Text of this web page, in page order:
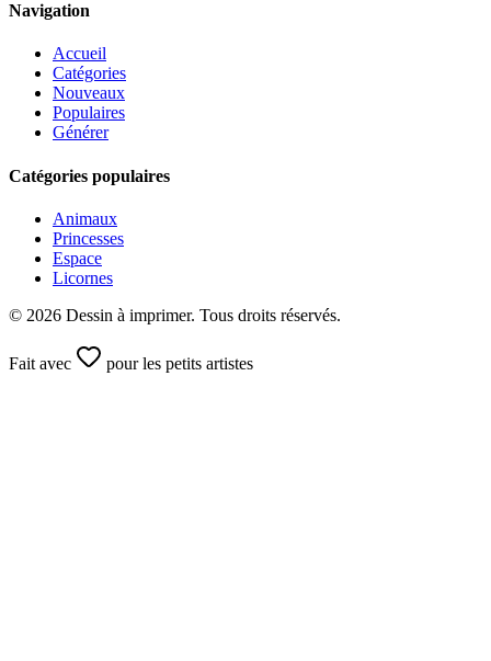
Navigation
Accueil
Catégories
Nouveaux
Populaires
Générer
Catégories populaires
Animaux
Princesses
Espace
Licornes
© 2026 Dessin à imprimer. Tous droits réservés.
Fait avec pour les petits artistes